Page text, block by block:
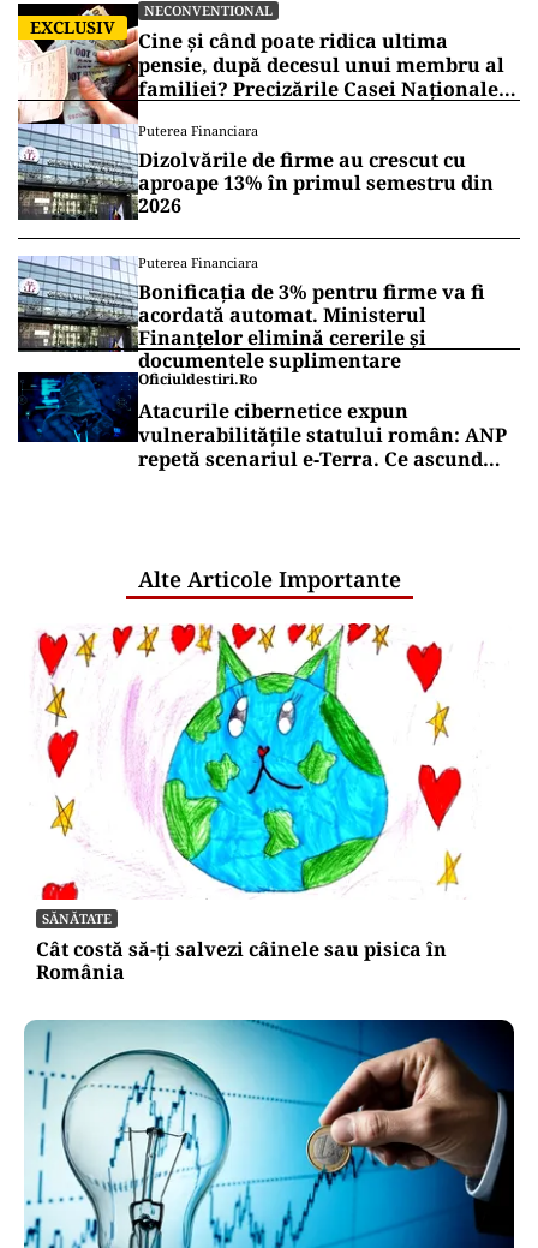
EXCLUSIV
NECONVENTIONAL
Cine și când poate ridica ultima
pensie, după decesul unui membru al
familiei? Precizările Casei Naționale
Puterea Financiara
Dizolvările de firme au crescut cu
aproape 13% în primul semestru din
2026
Puterea Financiara
Bonificația de 3% pentru firme va fi
acordată automat. Ministerul
Finanțelor elimină cererile și
documentele suplimentare
Oficiuldestiri.ro
Atacurile cibernetice expun
vulnerabilitățile statului român: ANP
repetă scenariul e‑Terra. Ce ascund
Alte Articole Importante
SĂNĂTATE
Cât costă să-ți salvezi câinele sau pisica în
România